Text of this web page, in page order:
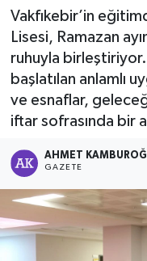
Vakfıkebir’in
Lisesi, Ramazan
ruhuyla
başlatılan anlamlı
ve esnaflar,
iftar sofrasında bir
AHMET
GAZETE